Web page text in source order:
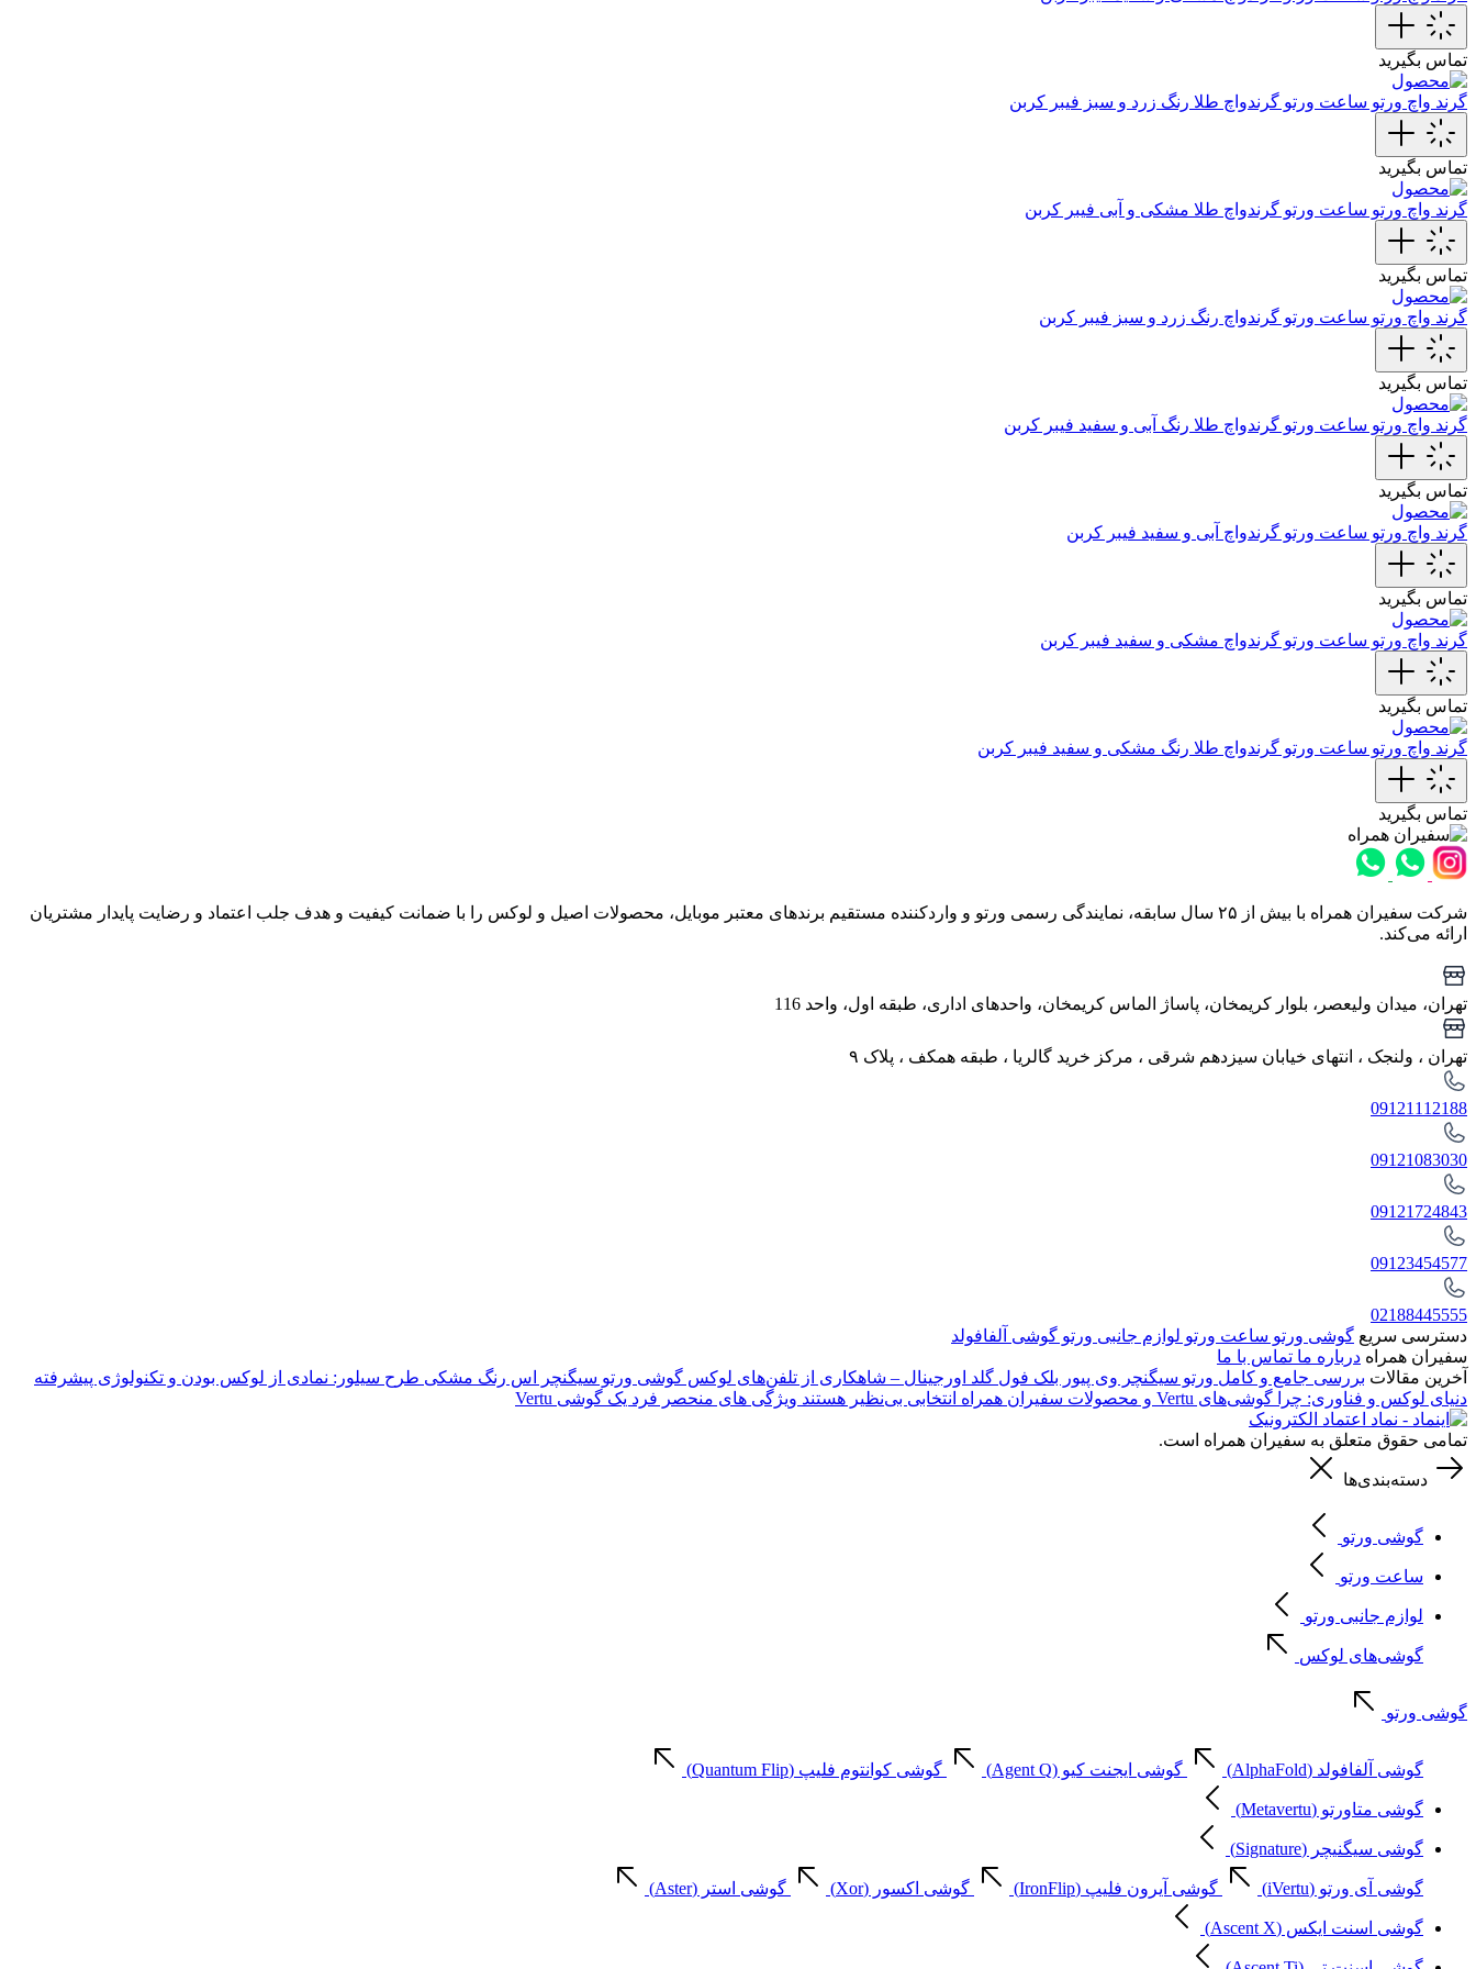
تماس بگیرید
گرند واچ ورتو ساعت ورتو گرندواچ طلا رنگ زرد و سبز فیبر کربن
تماس بگیرید
گرند واچ ورتو ساعت ورتو گرندواچ طلا مشکی و آبی فیبر کربن
تماس بگیرید
گرند واچ ورتو ساعت ورتو گرندواچ رنگ زرد و سبز فیبر کربن
تماس بگیرید
گرند واچ ورتو ساعت ورتو گرندواچ طلا رنگ آبی و سفید فیبر کربن
تماس بگیرید
گرند واچ ورتو ساعت ورتو گرندواچ آبی و سفید فیبر کربن
تماس بگیرید
گرند واچ ورتو ساعت ورتو گرندواچ مشکی و سفید فیبر کربن
تماس بگیرید
گرند واچ ورتو ساعت ورتو گرندواچ طلا رنگ مشکی و سفید فیبر کربن
تماس بگیرید
شرکت سفیران همراه با بیش از ۲۵ سال سابقه، نمایندگی رسمی ورتو و واردکننده مستقیم برندهای معتبر موبایل، محصولات اصیل و لوکس را با ضمانت کیفیت و هدف جلب اعتماد و رضایت پایدار مشتریان
ارائه می‌کند.
تهران، میدان ولیعصر، بلوار کریمخان، پاساژ الماس کریمخان، واحدهای اداری، طبقه اول، واحد 116
تهران ، ولنجک‌ ، انتهای خیابان سیزدهم شرقی ، مرکز خرید گالریا ، طبقه همکف ، پلاک ۹
09121112188
09121083030
09121724843
09123454577
02188445555
دسترسی سریع گوشی ورتو ساعت ورتو لوازم جانبی ورتو گوشی آلفافولد
سفیران همراه درباره ما تماس با ما
آخرین مقالات بررسی جامع و کامل ورتو سیگنچر وی پیور بلک فول گلد اورجینال – شاهکاری از تلفن‌های لوکس گوشی ورتو سیگنچر اس رنگ مشکی طرح سیلور: نمادی از لوکس بودن و تکنولوژی پیشرفته
دنیای لوکس و فناوری: چرا گوشی‌های Vertu و محصولات سفیران همراه انتخابی بی‌نظیر هستند
ویژگی های منحصر فرد یک گوشی Vertu
تمامی حقوق متعلق به سفیران همراه است.
دسته‌بندی‌ها
گوشی ورتو
ساعت ورتو
لوازم جانبی ورتو
گوشی‌های لوکس
گوشی ورتو
گوشی آلفافولد (AlphaFold) گوشی ایجنت کیو (Agent Q) گوشی کوانتوم فلیپ (Quantum Flip)
گوشی متاورتو (Metavertu)
گوشی سیگنیچر (Signature)
گوشی آی ورتو (iVertu) گوشی آیرون فلیپ (IronFlip) گوشی اکسور (Xor) گوشی استر (Aster)
گوشی اسنت ایکس (Ascent X)